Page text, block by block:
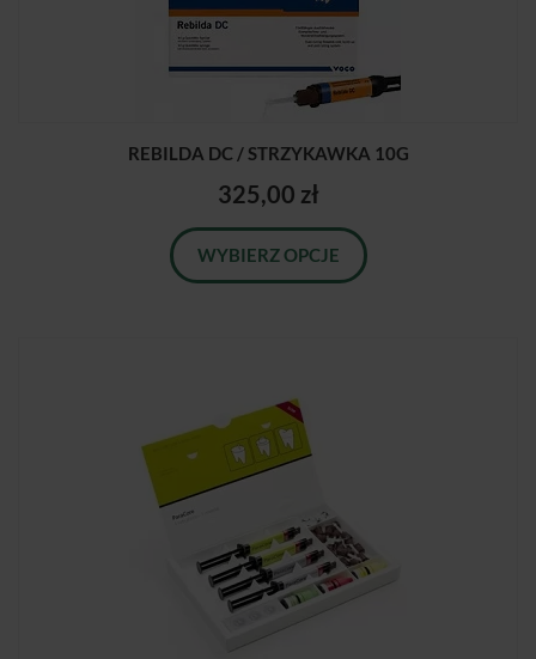
REBILDA DC / STRZYKAWKA 10G
325,00 zł
WYBIERZ OPCJE